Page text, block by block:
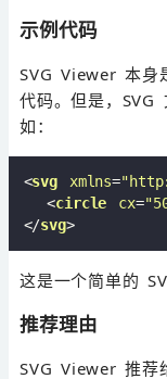
示例代码
SVG Viewer 本身
代码。但是，
如：
<svg xmlns=
<circle cx=
</svg>
这是一个简单的
推荐理由
SVG Viewer 推荐